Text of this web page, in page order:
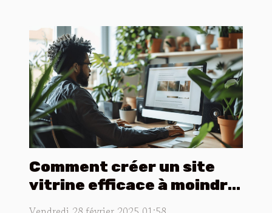
Comment créer un site
vitrine efficace à moindre